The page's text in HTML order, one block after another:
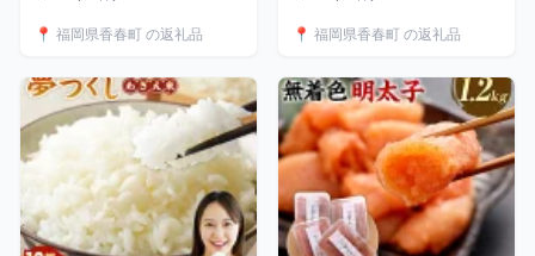
産 国産 送料無料【2027年1
定】
📍 福岡県香春町 の返礼品
種類＞ 魚卵 魚介 魚介類 め
品 訳あり わけあり 訳あり
品 福岡県 香春町 送料無料
📍 福岡県香春町 の返礼品